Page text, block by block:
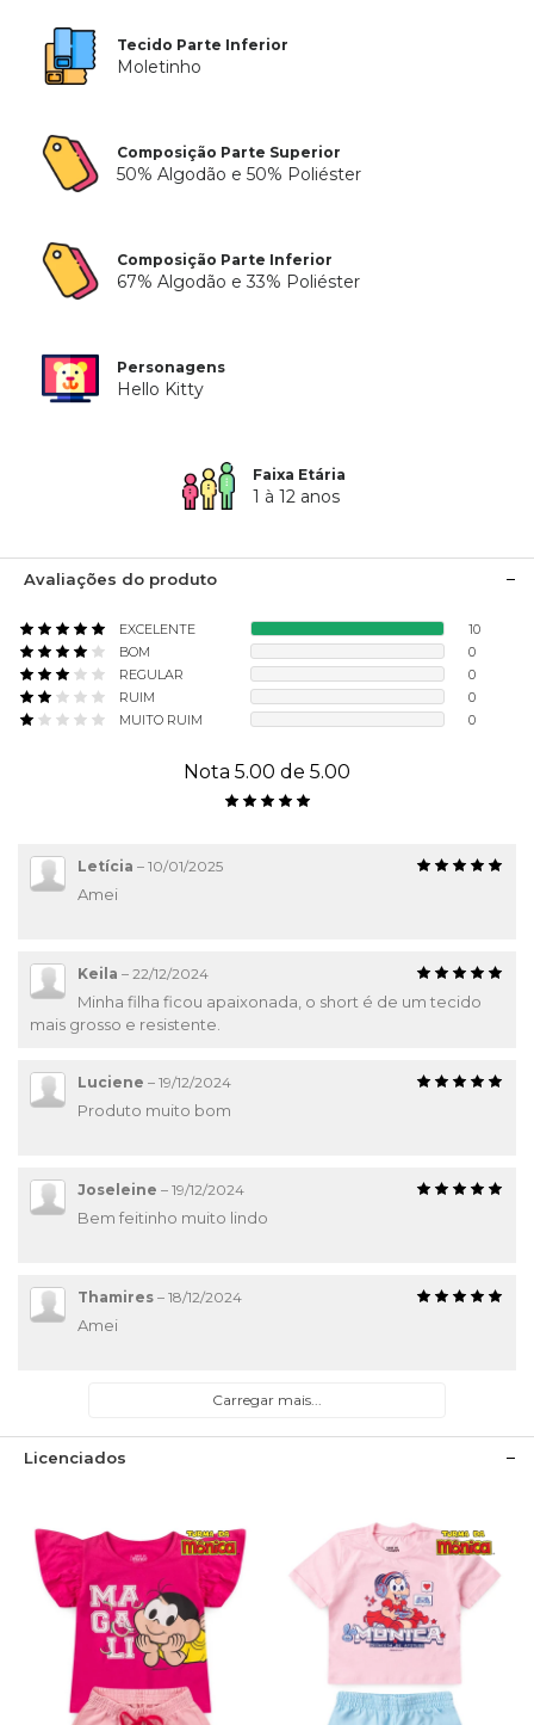
Tecido Parte Inferior
Moletinho
Composição Parte Superior
50% Algodão e 50% Poliéster
Composição Parte Inferior
67% Algodão e 33% Poliéster
Personagens
Hello Kitty
Faixa Etária
1 à 12 anos
Avaliações do produto
EXCELENTE
10
BOM
0
REGULAR
0
RUIM
0
MUITO RUIM
0
Nota 5.00 de 5.00
Letícia – 10/01/2025
Amei
Keila – 22/12/2024
Minha filha ficou apaixonada, o short é de um tecido
mais grosso e resistente.
Luciene – 19/12/2024
Produto muito bom
Joseleine – 19/12/2024
Bem feitinho muito lindo
Thamires – 18/12/2024
Amei
Carregar mais...
Licenciados